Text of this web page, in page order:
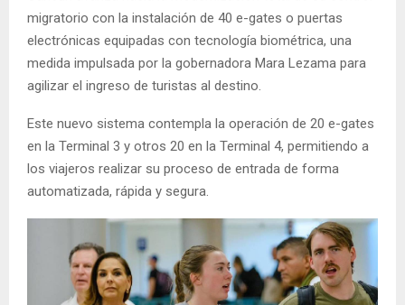
migratorio con la instalación de 40 e-gates o puertas
electrónicas equipadas con tecnología biométrica, una
medida impulsada por la gobernadora Mara Lezama para
agilizar el ingreso de turistas al destino.
Este nuevo sistema contempla la operación de 20 e-gates
en la Terminal 3 y otros 20 en la Terminal 4, permitiendo a
los viajeros realizar su proceso de entrada de forma
automatizada, rápida y segura.